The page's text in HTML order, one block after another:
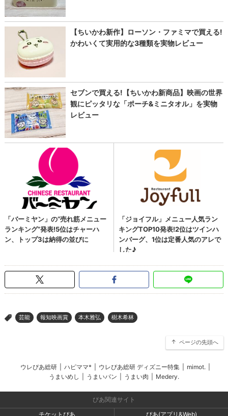
> 芸能 報知映画賞 本木雅弘 樹木希林
ページの先頭へ
ウレぴあ総研 ハピママ* ウレぴあ総研 ディズニー特集 mimot.
うまいめし
うまいパン うまい肉 Medery.
ぴあ関連サイト
チケットぴあ
ぴあ(アプリ&Web)